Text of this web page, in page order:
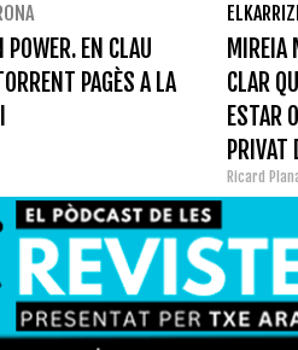
EN CLAU
PAGÈS A LA
MIREIA
CLAR
ESTAR
PRIVAT
Ricard